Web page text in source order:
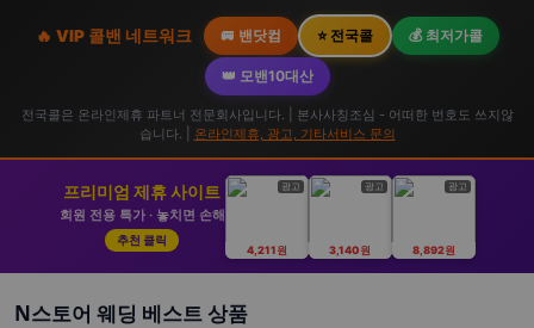
🔥 VIP 콜밴 네트워크 🚐 밴닷컴 ⭐ 전국콜 💰 최저가콜
👑 모밴10대산
전국콜은 온라인제휴 파트너 전문회사입니다. | 본사사칭조심 - 어떠한 번호도 쓰지않
습니다. |
온라인제휴, 광고, 기타서비스 문의
프리미엄 제휴 사이트
회원 전용 특가 · 놓치면 손해
추천 클릭
광고
4,211원
광고
3,140원
광고
8,892원
N스토어 웨딩 베스트 상품